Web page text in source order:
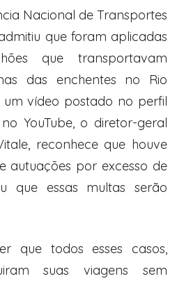
Nacional de Transportes
que foram aplicadas
que transportavam
das enchentes no Rio
um vídeo postado no perfil
YouTube, o diretor-geral
reconhece que houve
autuações por excesso de
que essas multas serão
que todos esses casos,
suas viagens sem